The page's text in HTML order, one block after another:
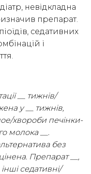
невідкладна
препарат.
седативних
і
__ тижнів/
у __ тижнів,
хвороби печінки-
молока __.
без
Препарат __,
седативні/